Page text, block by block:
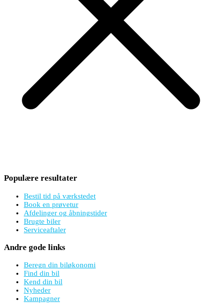
Populære resultater
Bestil tid på værkstedet
Book en prøvetur
Afdelinger og åbningstider
Brugte biler
Serviceaftaler
Andre gode links
Beregn din biløkonomi
Find din bil
Kend din bil
Nyheder
Kampagner